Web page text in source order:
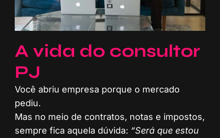
A vida do consultor
PJ
Você abriu empresa porque o mercado
pediu.
Mas no meio de contratos, notas e impostos,
sempre fica aquela dúvida: “Será que estou